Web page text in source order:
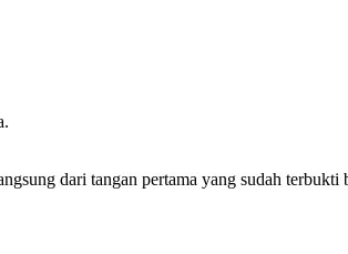
dari tangan pertama yang sudah terbukti